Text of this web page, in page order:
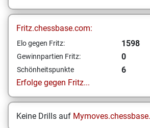
Fritz.chessbase.com:
Elo gegen Fritz: 1598
Gewinnpartien Fritz: 0
Schönheitspunkte
6
Erfolge gegen Fritz...
Keine Drills auf